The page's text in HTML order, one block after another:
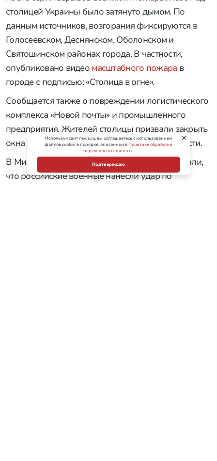
столицей Украины было затянуто дымом. По
данным источников, возгорания фиксируются в
Голосеевском, Деснянском, Оболонском и
Святошинском районах города. В частности,
опубликовано видео масштабного пожара в
городе с подписью: «Столица в огне».
Сообщается также о повреждении логистического
комплекса «Новой почты» и промышленного
предприятия. Жителей столицы призвали закрыть
окна и не выходить на улицу без необходимости.
В Минобороны России тем временем рассказали,
что российские военные нанесли удар по
Используя сайт news.ru, вы соглашаетесь с использованием
файлов cookie, в порядке, описанном вПолитике обработки
персональных данных.
Подтверждаю